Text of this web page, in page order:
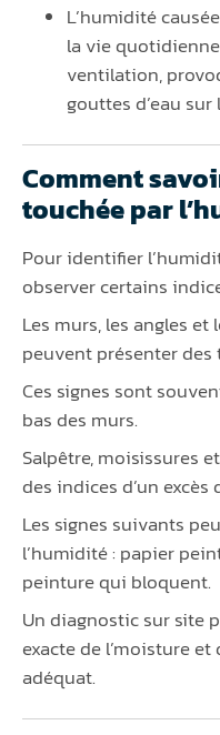
L’humidité
la vie
ventilation,
gouttes d’eau
Comment
touchée par
Pour identifier
observer certains
Les murs, les angles
peuvent présenter
Ces signes sont
bas des murs.
Salpêtre, moisissures
des indices d’un excès
Les signes suivants
l’humidité : papier
peinture qui bloquent.
Un diagnostic sur site
exacte de l’moisture
adéquat.